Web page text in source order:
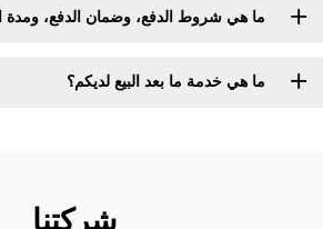
ما هي شروط الدفع، وضمان الدفع، ومدة
ما هي خدمة ما بعد البيع لديكم؟
شركتنا